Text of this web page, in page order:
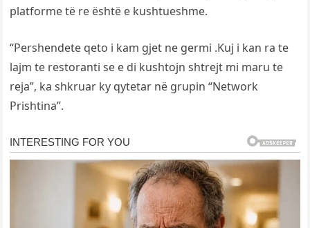
platforme të re është e kushtueshme.
“Pershendete qeto i kam gjet ne germi .Kuj i kan ra te
lajm te restoranti se e di kushtojn shtrejt mi maru te
reja”, ka shkruar ky qytetar në grupin “Network
Prishtina”.